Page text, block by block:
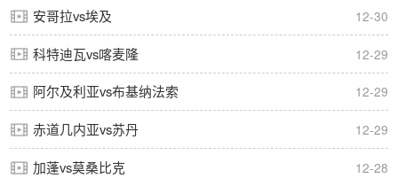
安哥拉vs埃及 12-30
科特迪瓦vs喀麦隆 12-29
阿尔及利亚vs布基纳法索 12-29
赤道几内亚vs苏丹 12-29
加蓬vs莫桑比克 12-28